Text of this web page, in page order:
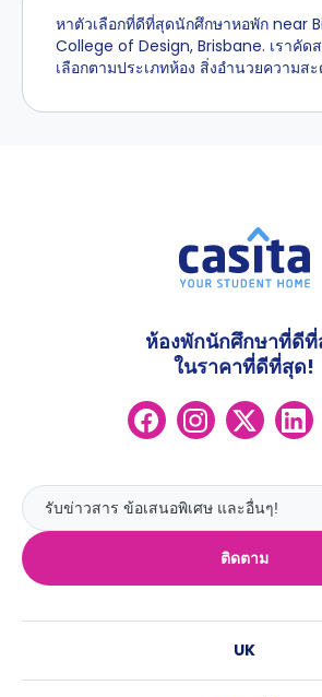
หาตัวเลือกที่ดีที่สุดนักศึกษาหอพัก near
College of Design, Brisbane. เราคั
เลือกตามประเภทห้อง สิ่งอำนวยความส
ติดตาม
ห้องพักนักศึกษาที่ดี
ในราคาที่ดีที่สุด!
UK